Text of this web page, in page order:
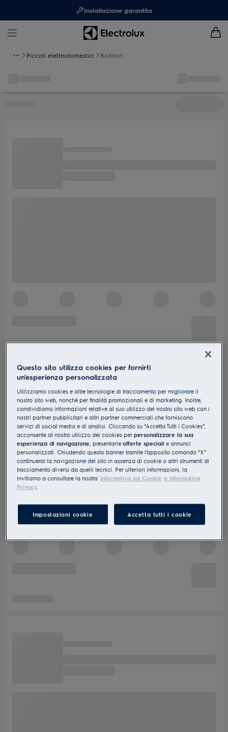
Installazione garantita
Piccoli elettrodomestici Bollitori
Questo sito utilizza cookies per fornirti
un'esperienza personalizzata
Utilizziamo cookies e altre tecnologie di tracciamento per migliorare il
nostro sito web, nonchè per finalità promozionali e di marketing. Inoltre,
condividiamo informazioni relative al suo utilizzo del nostro sito web con i
nostri partner pubblicitari e altri partner commerciali che forniscono
servizi di social media e di analisi. Cliccando su “Accetta Tutti i Cookies”,
acconsente al nostro utilizzo dei cookies perpersonalizzare la sua
esperienza di navigazione, presentarleofferte speciali e annunci
personalizzati. Chiudendo questo banner tramite l’apposito comando “X”
continuerai la navigazione del sito in assenza di cookie o altri strumenti di
tracciamento diversi da quelli tecnici. Per ulteriori informazioni, la
invitiamo a consultare la nostra Informativa sui Cookie e Informativa
Privacy.
Impostazioni cookie Accetta tutti i cookie